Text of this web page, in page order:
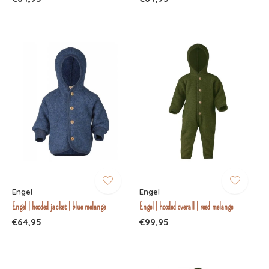
Engel
Engel | hooded jacket | blue melange
€64,95
Engel
Engel | hooded overall | reed melange
€99,95